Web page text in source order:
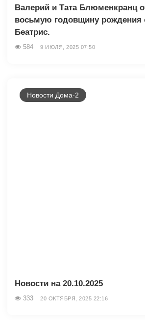
Валерий и Тата Блюменкранц
восьмую годовщину рождения
Беатрис.
584 9 ИЮЛЯ, 2025 07:50
Новости Дома-2
Новости на 20.10.2025
333 20 ОКТЯБРЯ, 2025 22:16